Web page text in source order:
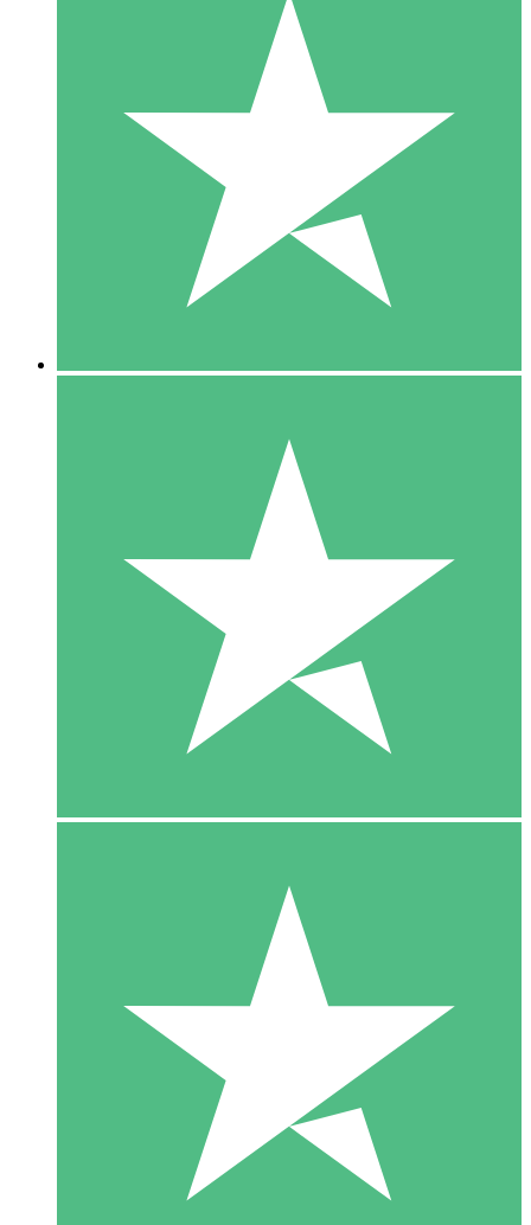
Packs de Crédits Individuels
Payez à l'utilisation avec des crédits de téléchargement. Sans
1 Téléchargement
10 00
10 Téléchargements
20 00